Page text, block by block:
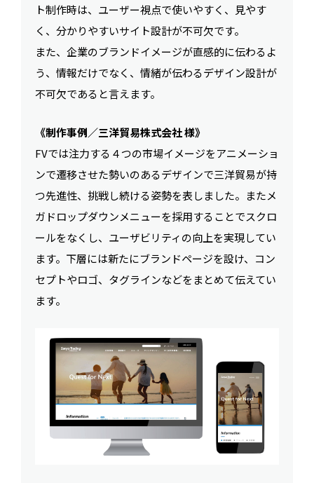
ト制作時は、ユーザー視点で使いやすく、見やす
く、分かりやすいサイト設計が不可欠です。
また、企業のブランドイメージが直感的に伝わるよ
う、情報だけでなく、情緒が伝わるデザイン設計が
不可欠であると言えます。
《制作事例／三洋貿易株式会社 様》
FVでは注力する４つの市場イメージをアニメーショ
ンで遷移させた勢いのあるデザインで三洋貿易が持
つ先進性、挑戦し続ける姿勢を表しました。またメ
ガドロップダウンメニューを採用することでスクロ
ールをなくし、ユーザビリティの向上を実現してい
ます。下層には新たにブランドページを設け、コン
セプトやロゴ、タグラインなどをまとめて伝えてい
ます。